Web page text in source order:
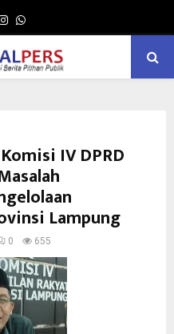
Instagram
Whatsapp
IV DPRD
Lampung
0 655